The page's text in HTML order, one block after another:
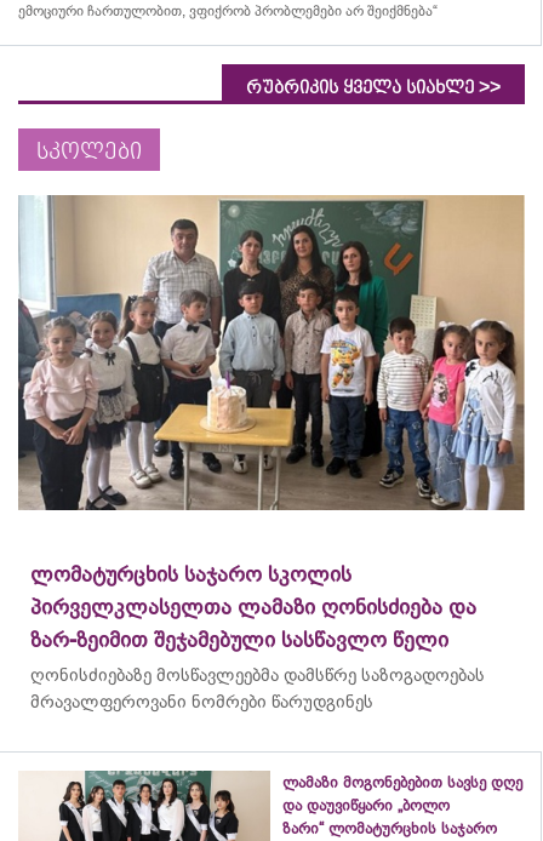
ემოციური ჩართულობით, ვფიქრობ პრობლემები არ შეიქმნება“
რუბრიკის ყველა სიახლე >>
სკოლები
ლომატურცხის საჯარო სკოლის
პირველკლასელთა ლამაზი ღონისძიება და
ზარ-ზეიმით შეჯამებული სასწავლო წელი
ღონისძიებაზე მოსწავლეებმა დამსწრე საზოგადოებას
მრავალფეროვანი ნომრები წარუდგინეს
ლამაზი მოგონებებით სავსე დღე
და დაუვიწყარი „ბოლო
ზარი“ ლომატურცხის საჯარო